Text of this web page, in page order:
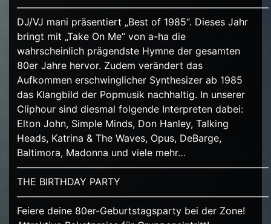
——————————————————————————
DJ/VJ mani präsentiert „Best of 1985“. Dieses Jahr
bringt mit „Take On Me“ von a-ha die
wahrscheinlich prägendste Hymne der gesamten
80er Jahre hervor. Zudem verändert das
Aufkommen erschwinglicher Synthesizer ab 1985
das Klangbild der Popmusik nachhaltig. In unserer
Cliphour sind diesmal folgende Interpreten dabei:
Elton John, Simple Minds, Don Hanley, Talking
Heads, Katrina & The Waves, Opus, DeBarge,
Baltimora, Madonna und viele mehr…
——————————————————————————
THE BIRTHDAY PARTY
——————————————————————————
Feiere deine 80er-Geburtstagsparty bei der Zone!